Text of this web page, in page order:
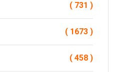
( 731 )
( 1673 )
( 458 )